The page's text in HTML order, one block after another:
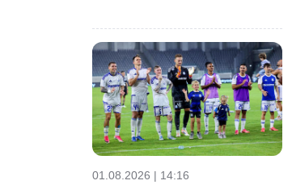
01.08.2026 | 14:16